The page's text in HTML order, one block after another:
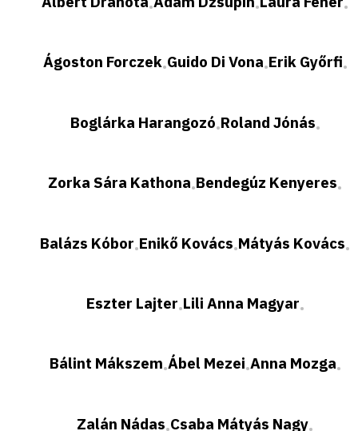
• • •
Ágoston Forczek•Guido Di Vona•Erik Győrfi•
Boglárka Harangozó•Roland Jónás•
Zorka Sára Kathona•Bendegúz Kenyeres•
Balázs Kóbor•Enikő Kovács•Mátyás Kovács•
Eszter Lajter•Lili Anna Magyar•
Bálint Mákszem•Ábel Mezei•Anna Mozga•
Zalán Nádas Csaba Mátyás Nagy